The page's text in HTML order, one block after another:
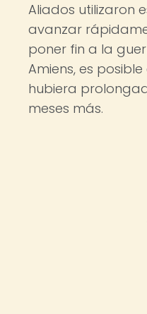
Aliados utilizaron
avanzar
poner fin a la
Amiens, es
hubiera
meses más.